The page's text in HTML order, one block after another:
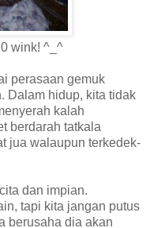
wink! ^_^
perasaan gemuk
Dalam hidup, kita tidak
kalah
berdarah tatkala
jua walaupun terkedek-
dan impian.
tapi kita jangan putus
berusaha dia akan